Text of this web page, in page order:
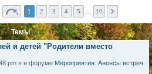
1 2 3 4 5 10
Темы
и детей "Родители вместо
pm » в форуме Мероприятия. Анонсы встреч.